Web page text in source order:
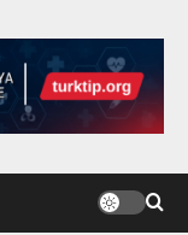
ile
Akademik